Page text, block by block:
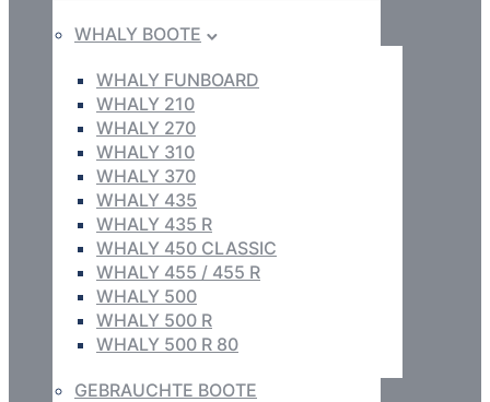
WHALY BOOTE
WHALY FUNBOARD
WHALY 210
WHALY 270
WHALY 310
WHALY 370
WHALY 435
WHALY 435 R
WHALY 450 CLASSIC
WHALY 455 / 455 R
WHALY 500
WHALY 500 R
WHALY 500 R 80
GEBRAUCHTE BOOTE